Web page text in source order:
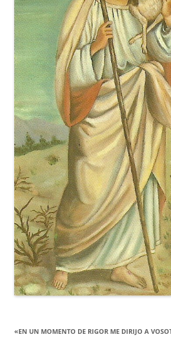
«EN UN MOMENTO DE RIGOR ME DIRIJO A